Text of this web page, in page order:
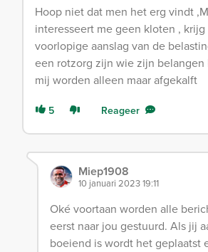
Hoop niet dat men het erg vindt
interesseert me geen kloten ,
voorlopige aanslag van de
een rotzorg zijn wie zijn belangen
mij worden alleen maar afgekalft
5 Reageer
Miep1908
10 januari 2023 19:11
Oké voortaan worden alle
eerst naar jou gestuurd. Als jij
boeiend is wordt het geplaatst